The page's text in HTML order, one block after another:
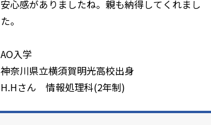
安心感がありましたね。親も納得してくれまし
た。
AO入学
神奈川県立横須賀明光高校出身
H.Hさん 情報処理科(2年制)